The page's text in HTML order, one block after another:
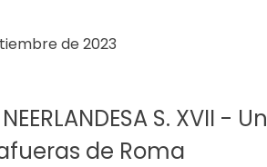
de 2023
S. XVII - Un
de Roma